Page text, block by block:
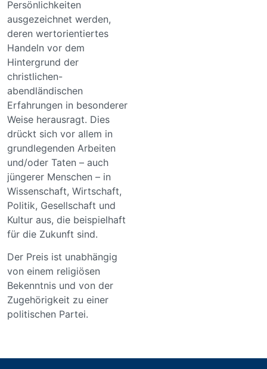
Persönlichkeiten
ausgezeichnet werden,
deren wertorientiertes
Handeln vor dem
Hintergrund der
christlichen-
abendländischen
Erfahrungen in besonderer
Weise herausragt. Dies
drückt sich vor allem in
grundlegenden Arbeiten
und/oder Taten – auch
jüngerer Menschen – in
Wissenschaft, Wirtschaft,
Politik, Gesellschaft und
Kultur aus, die beispielhaft
für die Zukunft sind.
Der Preis ist unabhängig
von einem religiösen
Bekenntnis und von der
Zugehörigkeit zu einer
politischen Partei.